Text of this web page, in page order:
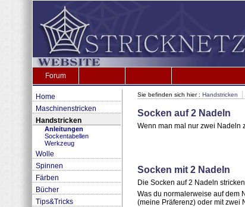
Forum
Home
Maschinenstricken
Handstricken
Anleitungen
Sockentabellen
Werkzeug
Wolle
Spinnen
Färben
Bücher
Tips&Tricks
Sie befinden sich hier : Handstricken
Socken auf 2 Nadeln
Wenn man mal nur zwei Nadeln
Socken mit 2 Nadeln
Die Socken auf 2 Nadeln
Was du normalerweise auf dem
(meine Präferenz) oder mit zwei